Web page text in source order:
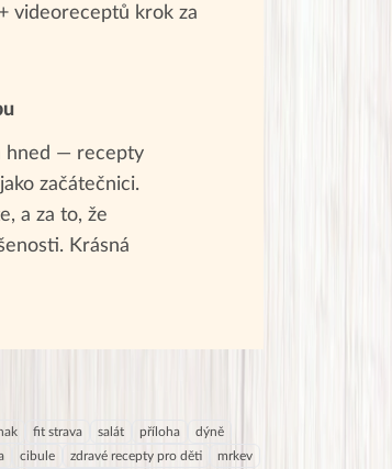
videoreceptů krok za
hned — recepty
začátečnici.
a za to, že
Krásná
fit strava salát příloha
dýně
cibule zdravé recepty pro děti
mrkev